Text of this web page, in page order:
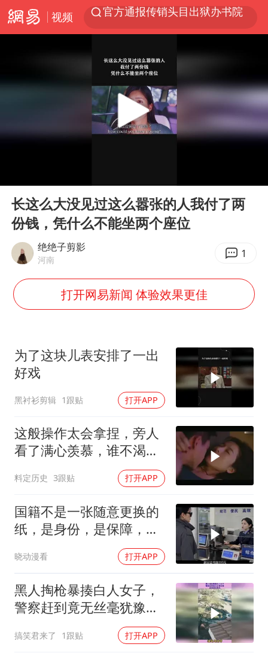
视频
美股收盘：道指再创历史新高
人贩子“梅姨”真实姓名曝光
“老头乐”悬挂“蒙H好几个8”上路
41岁女子为鼓励女儿考研上岸985
河南：领导干部要带头休假
被妻子举报丈夫与情人一审获刑1年
“中国游”持续带火“中国购”
女子旅游错把丧葬品当纪念品买下
张家界中心汽车站候车厅漏水如瀑布
“煎饼叔叔”张建武离世
坚持党全面领导和党中央集中统一领导
Play
长这么大没见过这么嚣张的人我付了两
份钱，凭什么不能坐两个座位
绝绝子剪影
河南 1
打开网易新闻 体验效果更佳
为了这块儿表安排了一出
好戏
黑衬衫剪辑 1跟贴 打开APP
这般操作太会拿捏，旁人
看了满心羡慕，谁不渴望
料定历史 3跟贴 打开APP
国籍不是一张随意更换的
纸，是身份，是保障，是
晓动漫看 打开APP
黑人掏枪暴揍白人女子，
警察赶到竟无丝毫犹豫，
搞笑君来了 1跟贴 打开APP